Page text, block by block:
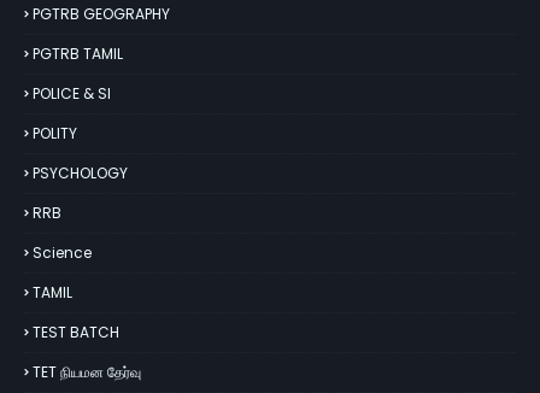
PGTRB GEOGRAPHY
PGTRB TAMIL
POLICE & SI
POLITY
PSYCHOLOGY
RRB
Science
TAMIL
TEST BATCH
TET நியமன தேர்வு